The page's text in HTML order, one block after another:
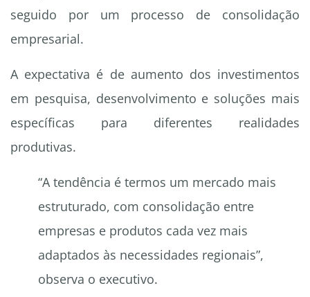
seguido por um processo de consolidação
empresarial.
A expectativa é de aumento dos investimentos
em pesquisa, desenvolvimento e soluções mais
específicas para diferentes realidades
produtivas.
“A tendência é termos um mercado mais
estruturado, com consolidação entre
empresas e produtos cada vez mais
adaptados às necessidades regionais”,
observa o executivo.